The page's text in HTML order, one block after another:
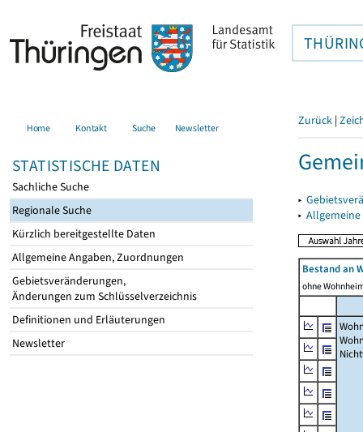
Home Kontakt Suche Newsletter
STATISTISCHE DATEN
Sachliche Suche
Regionale Suche
Kürzlich bereitgestellte Daten
Allgemeine Angaben, Zuordnungen
Gebietsveränderungen,
Änderungen zum Schlüsselverzeichnis
Definitionen und Erläuterungen
Newsletter
Zurück |
▸
▸
Bestand an
ohne